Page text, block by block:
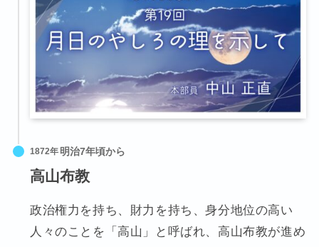
1872年
高山布教
政治権力を持ち、財力を持ち、身分地位の高い
人々のことを「高山」と呼ばれ、高山布教が進め